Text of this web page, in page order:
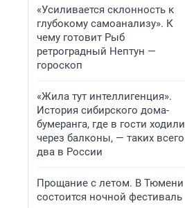
«Усиливается склонность к
глубокому самоанализу». К
чему готовит Рыб
ретроградный Нептун —
гороскоп
«Жила тут интеллигенция».
История сибирского дома-
бумеранга, где в гости ходили
через балконы, — таких всего
два в России
Прощание с летом. В Тюмени
состоится ночной фестиваль